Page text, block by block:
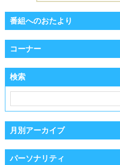
番組へのおたより
コーナー
検索
月別アーカイブ
パーソナリティ